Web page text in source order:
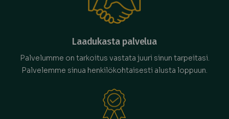
Laadukasta palvelua
Palvelumme on tarkoitus vastata juuri sinun tarpeitasi.
Palvelemme sinua henkilökohtaisesti alusta loppuun.